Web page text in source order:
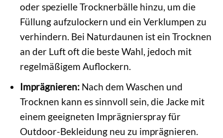
oder spezielle Trocknerbälle hinzu, um die
Füllung aufzulockern und ein Verklumpen zu
verhindern. Bei Naturdaunen ist ein Trocknen
an der Luft oft die beste Wahl, jedoch mit
regelmäßigem Auflockern.
Imprägnieren:Nach dem Waschen und
Trocknen kann es sinnvoll sein, die Jacke mit
einem geeigneten Imprägnierspray für
Outdoor-Bekleidung neu zu imprägnieren.